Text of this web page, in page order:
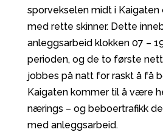
sporvekselen midt i
med rette skinner. Dette
anleggsarbeid klokken 07 –
perioden, og de to første
jobbes på natt for raskt å få
Kaigaten kommer til å være
nærings – og beboertrafikk
med anleggsarbeid.